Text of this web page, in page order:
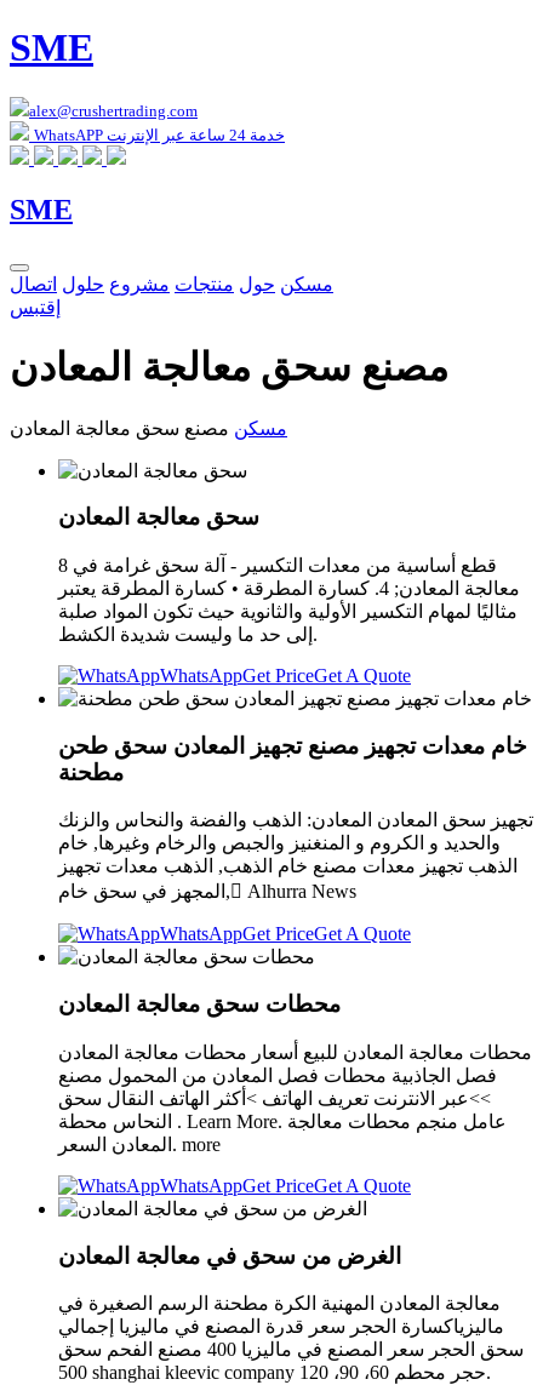
SME
alex@crushertrading.com
WhatsAPP خدمة 24 ساعة عبر الإنترنت
SME
مسكن حول منتجات مشروع حلول اتصال
إقتبس
مصنع سحق معالجة المعادن
مسكن مصنع سحق معالجة المعادن
سحق معالجة المعادن
8 قطع أساسية من معدات التكسير - آلة سحق غرامة في
معالجة المعادن; 4. كسارة المطرقة • كسارة المطرقة يعتبر
مثاليًا لمهام التكسير الأولية والثانوية حيث تكون المواد صلبة
إلى حد ما وليست شديدة الكشط.
WhatsAppGet PriceGet A Quote
خام معدات تجهيز مصنع تجهيز المعادن سحق طحن
مطحنة
تجهيز سحق المعادن المعادن: الذهب والفضة والنحاس والزنك
والحديد و الكروم و المنغنيز والجبص والرخام وغيرها, خام
الذهب تجهيز معدات مصنع خام الذهب, الذهب معدات تجهيز
المجهز في سحق خام, ِAlhurra News
WhatsAppGet PriceGet A Quote
محطات سحق معالجة المعادن
محطات معالجة المعادن للبيع أسعار محطات معالجة المعادن
فصل الجاذبية محطات فصل المعادن من المحمول مصنع
>>عبر الانترنت تعريف الهاتف >أكثر الهاتف النقال سحق
النحاس محطة . Learn More. عامل منجم محطات معالجة
المعادن السعر. more
WhatsAppGet PriceGet A Quote
الغرض من سحق في معالجة المعادن
معالجة المعادن المهنية الكرة مطحنة الرسم الصغيرة في
ماليزياكسارة الحجر سعر قدرة المصنع في ماليزيا إجمالي
سحق الحجر سعر المصنع في ماليزيا 400 مصنع الفحم سحق
500 shanghai kleevic company حجر محطم 60، 90، 120.